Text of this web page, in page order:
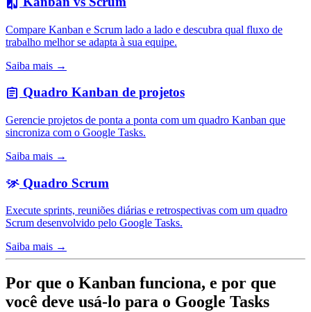
compare
Compare Kanban e Scrum lado a lado e descubra qual fluxo de
trabalho melhor se adapta à sua equipe.
Saiba mais →
assignment Quadro Kanban de projetos
Gerencie projetos de ponta a ponta com um quadro Kanban que
sincroniza com o Google Tasks.
Saiba mais →
sprint Quadro Scrum
Execute sprints, reuniões diárias e retrospectivas com um quadro
Scrum desenvolvido pelo Google Tasks.
Saiba mais →
Por que o Kanban funciona, e por que
você deve usá-lo para o Google Tasks